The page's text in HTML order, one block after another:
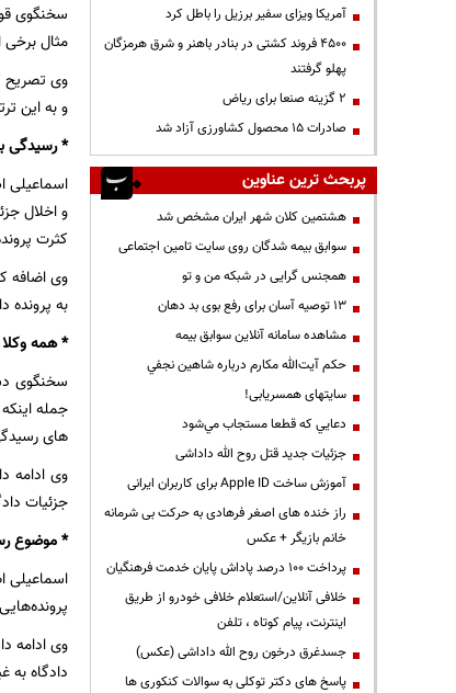
سخنگوی
مثال برخی
وی تصریح
و به این
* رسیدگی
اسماعیلی
و اخلال
کثرت
وی اضافه
به
* همه
سخنگوی
جمله
های رسیدگی
وی ادامه
جزئیات
* موضوع
اسماعیلی
پرونده‌هایی
وی ادامه
دادگاه به
آمریکا ویزای سفیر برزیل را باطل کرد
۴۵۰۰ فروند کشتی در بنادر باهنر و شرق هرمزگان
پهلو گرفتند
۲ گزینه صنعا برای ریاض
صادرات ۱۵ محصول کشاورزی آزاد شد
پربحث ترین عناوین
هشتمین کلان شهر ایران مشخص شد
سوابق بیمه شدگان روی سایت تامین اجتماعی
همجنس گرایی در شبکه من و تو
13 توصیه آسان برای رفع بوی بد دهان
مشاهده سامانه آنلاين سوابق بیمه
حكم آيت‌الله مكارم درباره شاهين نجفي
سایتهای همسریابی!
دعايي كه قطعا مستجاب مي‌شود
جزئیات جدید قتل روح الله داداشی
آموزش ساخت Apple ID برای کاربران ایرانی
راز خنده های اصغر فرهادی به حرکت بی شرمانه
خانم بازیگر + عکس
پرداخت ۱۰۰ درصد پاداش پایان خدمت فرهنگیان
خلافی آنلاین/استعلام خلافی خودرو از طریق
اینترنت، پیام کوتاه ، تلفن
جسدغرق درخون روح الله داداشی (عکس)
پاسخ های دکتر توکلی به سوالات کنکوری ها